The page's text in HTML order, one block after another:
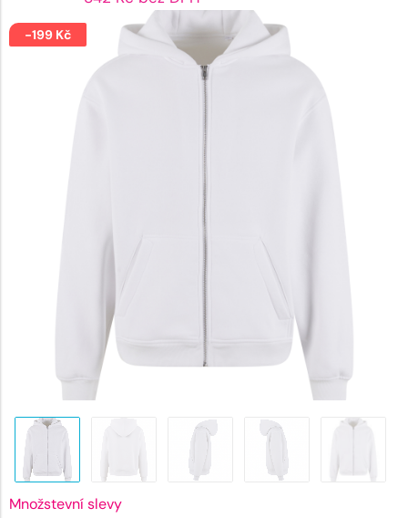
1218 Kč.
je:
1019 Kč.
-199Kč
Množstevní slevy